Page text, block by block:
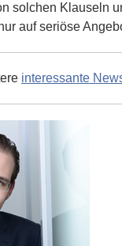
solchen Klauseln
auf seriöse
interessante